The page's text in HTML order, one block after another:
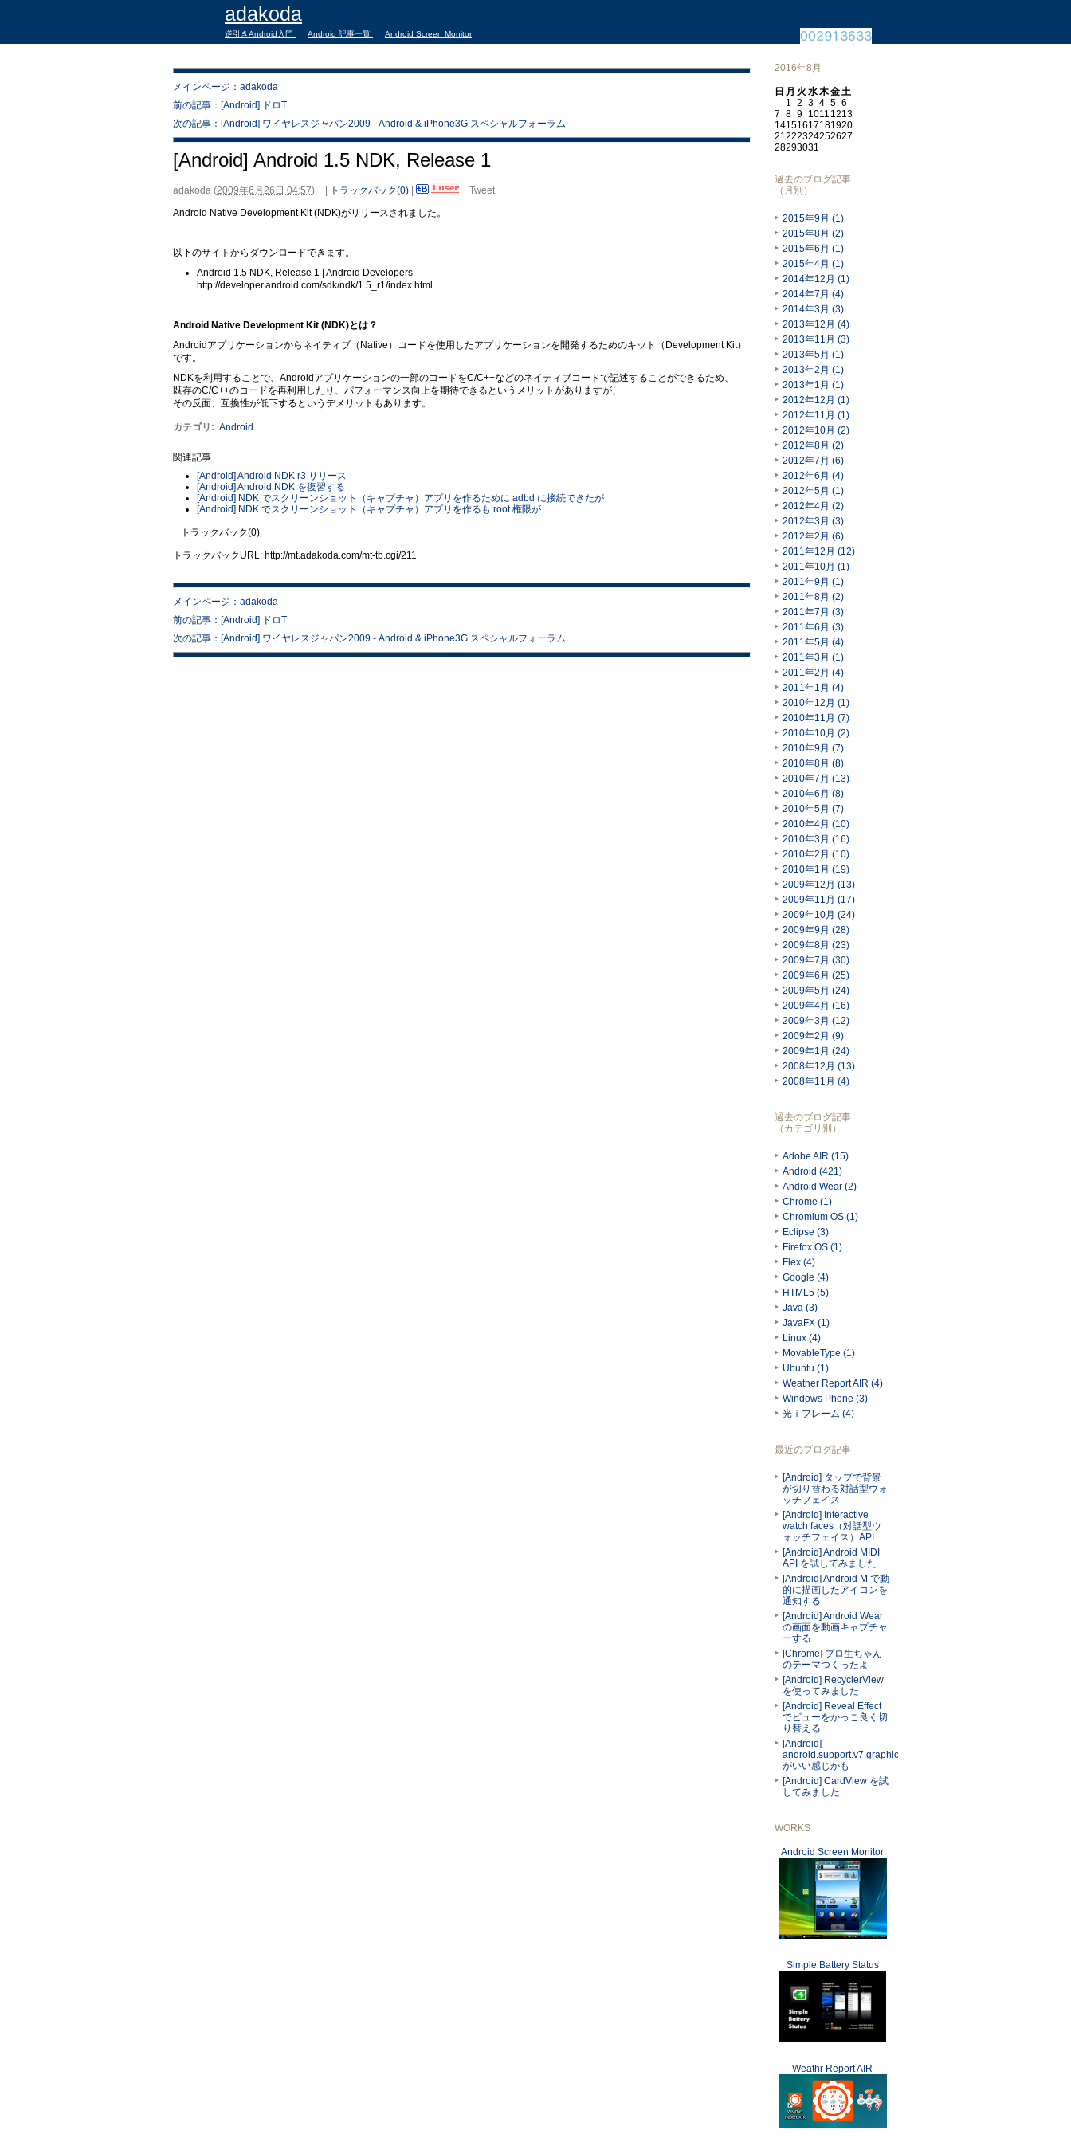
adakoda
逆引きAndroid入門 Android 記事一覧 Android Screen Monitor
メインページ：adakoda
前の記事：[Android] ドロT
次の記事：[Android] ワイヤレスジャパン2009 - Android & iPhone3G スペシャルフォーラム
[Android] Android 1.5 NDK, Release 1
adakoda (2009年6月26日 04:57) トラックバック(0)
Tweet
Android Native Development Kit (NDK)がリリースされました。
以下のサイトからダウンロードできます。
Android 1.5 NDK, Release 1 | Android Developers
http://developer.android.com/sdk/ndk/1.5_r1/index.html
Android Native Development Kit (NDK)とは？
Androidアプリケーションからネイティブ（Native）コードを使用したアプリケーションを開発するためのキット（Development Kit）
です。
NDKを利用することで、Androidアプリケーションの一部のコードをC/C++などのネイティブコードで記述することができるため、
既存のC/C++のコードを再利用したり、パフォーマンス向上を期待できるというメリットがありますが、
その反面、互換性が低下するというデメリットもあります。
カテゴリ : Android
関連記事
[Android] Android NDK r3 リリース
[Android] Android NDK を復習する
[Android] NDK でスクリーンショット（キャプチャ）アプリを作るために adbd に接続できたが
[Android] NDK でスクリーンショット（キャプチャ）アプリを作るも root 権限が
トラックバック(0)
トラックバックURL: http://mt.adakoda.com/mt-tb.cgi/211
メインページ：adakoda
前の記事：[Android] ドロT
次の記事：[Android] ワイヤレスジャパン2009 - Android & iPhone3G スペシャルフォーラム
2016年8月
日 月 火 水木金土
1 2 3 4 5 6
7 8 9 1011 1213
14151617181920
21222324252627
28293031
過去のブログ記事
（月別）
2015年9月 (1)
2015年8月 (2)
2015年6月 (1)
2015年4月 (1)
2014年12月 (1)
2014年7月 (4)
2014年3月 (3)
2013年12月 (4)
2013年11月 (3)
2013年5月 (1)
2013年2月 (1)
2013年1月 (1)
2012年12月 (1)
2012年11月 (1)
2012年10月 (2)
2012年8月 (2)
2012年7月 (6)
2012年6月 (4)
2012年5月 (1)
2012年4月 (2)
2012年3月 (3)
2012年2月 (6)
2011年12月 (12)
2011年10月 (1)
2011年9月 (1)
2011年8月 (2)
2011年7月 (3)
2011年6月 (3)
2011年5月 (4)
2011年3月 (1)
2011年2月 (4)
2011年1月 (4)
2010年12月 (1)
2010年11月 (7)
2010年10月 (2)
2010年9月 (7)
2010年8月 (8)
2010年7月 (13)
2010年6月 (8)
2010年5月 (7)
2010年4月 (10)
2010年3月 (16)
2010年2月 (10)
2010年1月 (19)
2009年12月 (13)
2009年11月 (17)
2009年10月 (24)
2009年9月 (28)
2009年8月 (23)
2009年7月 (30)
2009年6月 (25)
2009年5月 (24)
2009年4月 (16)
2009年3月 (12)
2009年2月 (9)
2009年1月 (24)
2008年12月 (13)
2008年11月 (4)
過去のブログ記事
（カテゴリ別）
Adobe AIR (15)
Android (421)
Android Wear (2)
Chrome (1)
Chromium OS (1)
Eclipse (3)
Firefox OS (1)
Flex (4)
Google (4)
HTML5 (5)
Java (3)
JavaFX (1)
Linux (4)
MovableType (1)
Ubuntu (1)
Weather Report AIR (4)
Windows Phone (3)
光ｉフレーム (4)
最近のブログ記事
[Android] タップで背景
が切り替わる対話型ウォ
ッチフェイス
[Android] Interactive
watch faces（対話型ウ
ォッチフェイス）API
[Android] Android MIDI
API を試してみました
[Android] Android M で動
的に描画したアイコンを
通知する
[Android] Android Wear
の画面を動画キャプチャ
ーする
[Chrome] プロ生ちゃん
のテーマつくったよ
[Android] RecyclerView
を使ってみました
[Android] Reveal Effect
でビューをかっこ良く切
り替える
[Android]
android.support.v7.graphics.Palette
がいい感じかも
[Android] CardView を試
してみました
WORKS
Android Screen Monitor
Simple Battery Status
Weathr Report AIR